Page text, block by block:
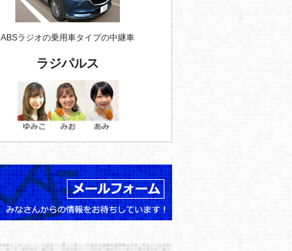
ABSラジオの乗用車タイプの中継車
ラジパルス